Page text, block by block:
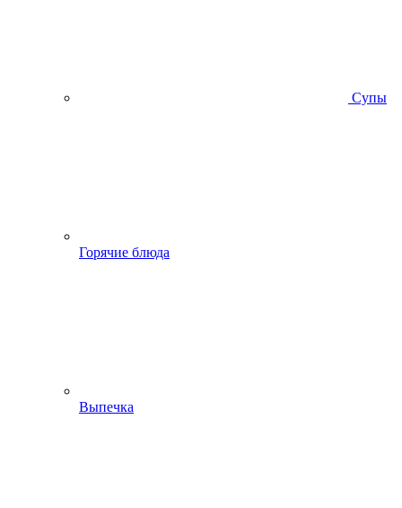
Супы
Горячие блюда
Выпечка